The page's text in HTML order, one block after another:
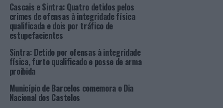
imaginação, fomentando, assim, a capacidade de
implementação de projetos empreendedores de
desenvolvimento local e a inserção no mercado de
trabalho.
Este projeto tem tido um papel fundamental na
democratização do acesso a invenções pessoais, ao
Cascais e Sintra: Quatro detidos pelos
crimes de ofensas à integridade física
qualificada e dois por tráfico de
estupefacientes
Sintra: Detido por ofensas à integridade
física, furto qualificado e posse de arma
proibida
Município de Barcelos comemora o Dia
Nacional dos Castelos